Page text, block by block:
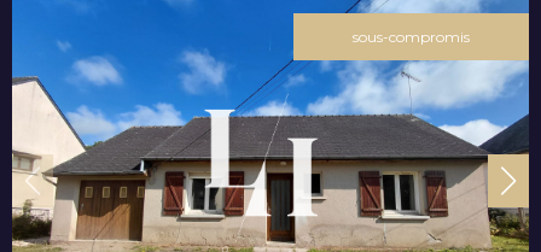
sous-compromis